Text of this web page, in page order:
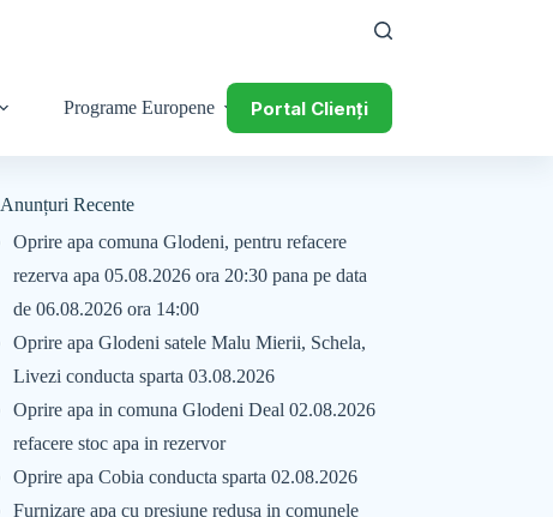
Programe Europene Portal Clienți
Anunțuri Recente
Oprire apa comuna Glodeni, pentru refacere
rezerva apa 05.08.2026 ora 20:30 pana pe data
de 06.08.2026 ora 14:00
Oprire apa Glodeni satele Malu Mierii, Schela,
Livezi conducta sparta 03.08.2026
Oprire apa in comuna Glodeni Deal 02.08.2026
refacere stoc apa in rezervor
Oprire apa Cobia conducta sparta 02.08.2026
Furnizare apa cu presiune redusa in comunele